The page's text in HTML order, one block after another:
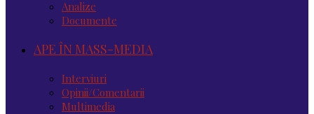
Analize
Documente
APE ÎN MASS-MEDIA
Interviuri
Opinii/Comentarii
Multimedia